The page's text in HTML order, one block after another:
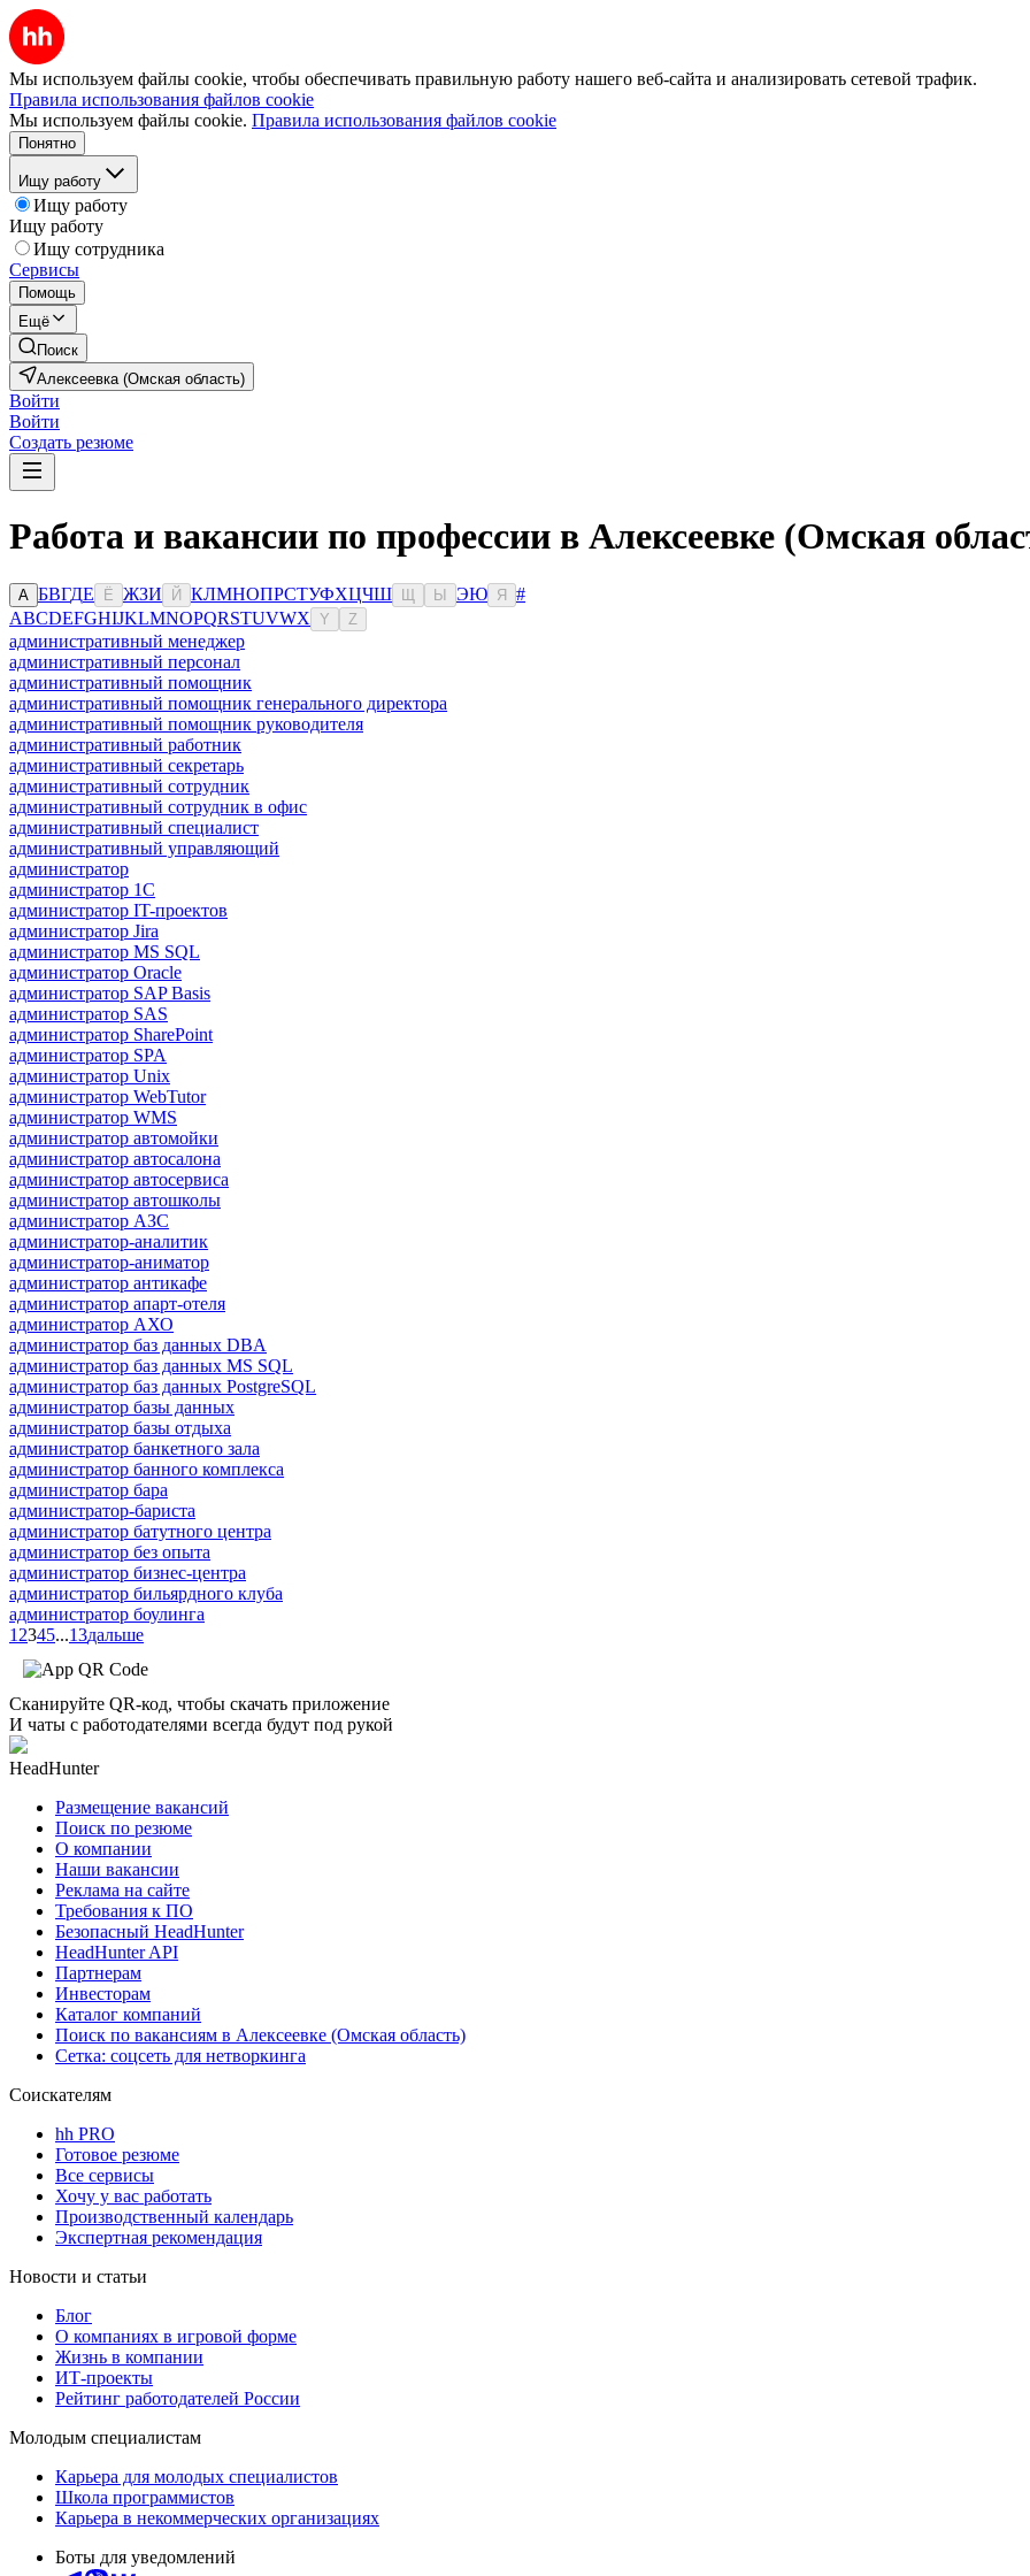
Мы используем файлы cookie, чтобы обеспечивать правильную работу нашего веб-сайта и анализировать сетевой трафик.
Правила использования файлов cookie
Мы используем файлы cookie. Правила использования файлов cookie
Понятно
Ищу работу
Ищу работу
Ищу работу
Ищу сотрудника
Сервисы
Помощь
Ещё
Поиск
Алексеевка (Омская область)
Войти
Войти
Создать резюме
Работа и вакансии по профессии в Алексеевке (Омская
А БВГДЕ Ё ЖЗИ Й КЛМНОПРСТУФХЦЧШ Ы ЭЮ Я
#
ABCDEFGHIJKLMNOPQRSTUVWX Y Z
административный менеджер
административный персонал
административный помощник
административный помощник генерального директора
административный помощник руководителя
административный работник
административный секретарь
административный сотрудник
административный сотрудник в офис
административный специалист
административный управляющий
администратор
администратор 1С
администратор IT-проектов
администратор Jira
администратор MS SQL
администратор Oracle
администратор SAP Basis
администратор SAS
администратор SharePoint
администратор SPA
администратор Unix
администратор WebTutor
администратор WMS
администратор автомойки
администратор автосалона
администратор автосервиса
администратор автошколы
администратор АЗС
администратор-аналитик
администратор-аниматор
администратор антикафе
администратор апарт-отеля
администратор АХО
администратор баз данных DBA
администратор баз данных MS SQL
администратор баз данных PostgreSQL
администратор базы данных
администратор базы отдыха
администратор банкетного зала
администратор банного комплекса
администратор бара
администратор-бариста
администратор батутного центра
администратор без опыта
администратор бизнес-центра
администратор бильярдного клуба
администратор боулинга
1 2345...13дальше
Сканируйте QR-код, чтобы скачать приложение
И чаты с работодателями всегда будут под рукой
HeadHunter
Размещение вакансий
Поиск по резюме
О компании
Наши вакансии
Реклама на сайте
Требования к ПО
Безопасный HeadHunter
HeadHunter API
Партнерам
Инвесторам
Каталог компаний
Поиск по вакансиям в Алексеевке (Омская область)
Сетка: соцсеть для нетворкинга
Соискателям
hh PRO
Готовое резюме
Все сервисы
Хочу у вас работать
Производственный календарь
Экспертная рекомендация
Новости и статьи
Блог
О компаниях в игровой форме
Жизнь в компании
ИТ-проекты
Рейтинг работодателей России
Молодым специалистам
Карьера для молодых специалистов
Школа программистов
Карьера в некоммерческих организациях
Боты для уведомлений